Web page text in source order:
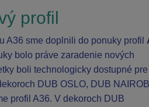
profil
A36 sme doplnili do ponuky profil
bolo práve zaradenie nových
boli technologicky dostupné pre
DUB OSLO, DUB
profil A36. V dekoroch DUB